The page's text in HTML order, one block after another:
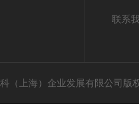
联系
（上海）企业发展有限公司